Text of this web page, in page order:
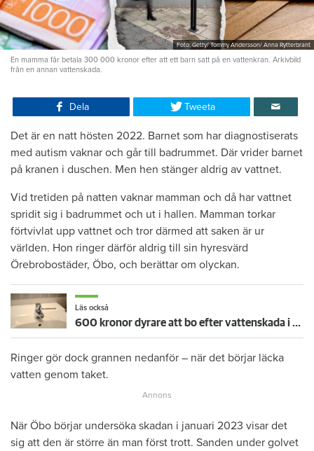
Foto: Getty/ Tommy Andersson/ Anna Rytterbrant
En mamma får betala 300 000 kronor efter att ett barn satt på en vattenkran. Arkivbild
från en annan vattenskada.
Dela Tweeta
Det är en natt hösten 2022. Barnet som har diagnostiserats
med autism vaknar och går till badrummet. Där vrider barnet
på kranen i duschen. Men hen stänger aldrig av vattnet.
Vid tretiden på natten vaknar mamman och då har vattnet
spridit sig i badrummet och ut i hallen. Mamman torkar
förtvivlat upp vattnet och tror därmed att saken är ur
världen. Hon ringer därför aldrig till sin hyresvärd
Örebrobostäder, Öbo, och berättar om olyckan.
Läs också
600 kronor dyrare att bo efter vattenskada i Varberg
Ringer gör dock grannen nedanför – när det börjar läcka
vatten genom taket.
När Öbo börjar undersöka skadan i januari 2023 visar det
sig att den är större än man först trott. Sanden under golvet